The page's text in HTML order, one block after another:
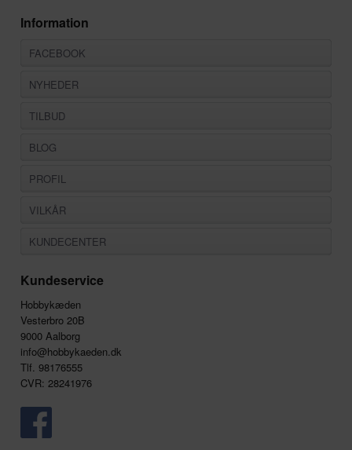
Information
FACEBOOK
NYHEDER
TILBUD
BLOG
PROFIL
VILKÅR
KUNDECENTER
Kundeservice
Hobbykæden
Vesterbro 20B
9000 Aalborg
info@hobbykaeden.dk
Tlf. 98176555
CVR: 28241976